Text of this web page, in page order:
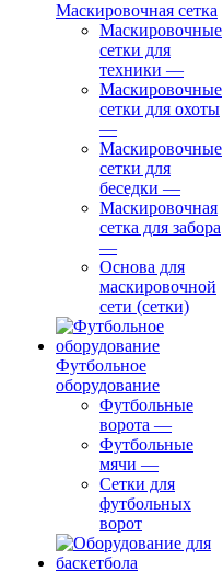
Маскировочная сетка
Маскировочные
сетки для
техники —
Маскировочные
сетки для охоты
—
Маскировочные
сетки для
беседки —
Маскировочная
сетка для забора
—
Основа для
маскировочной
сети (сетки)
Футбольное
оборудование
Футбольные
ворота —
Футбольные
мячи —
Сетки для
футбольных
ворот